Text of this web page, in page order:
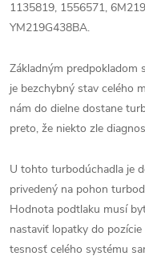
1135819, 1556571,
YM219G438BA.
Základným predpokladom
je bezchybný stav celého
nám do dielne dostane
preto, že niekto zle
U tohto turbodúchadla je
privedený na pohon
Hodnota podtlaku musí
nastaviť lopatky do
tesnosť celého systému